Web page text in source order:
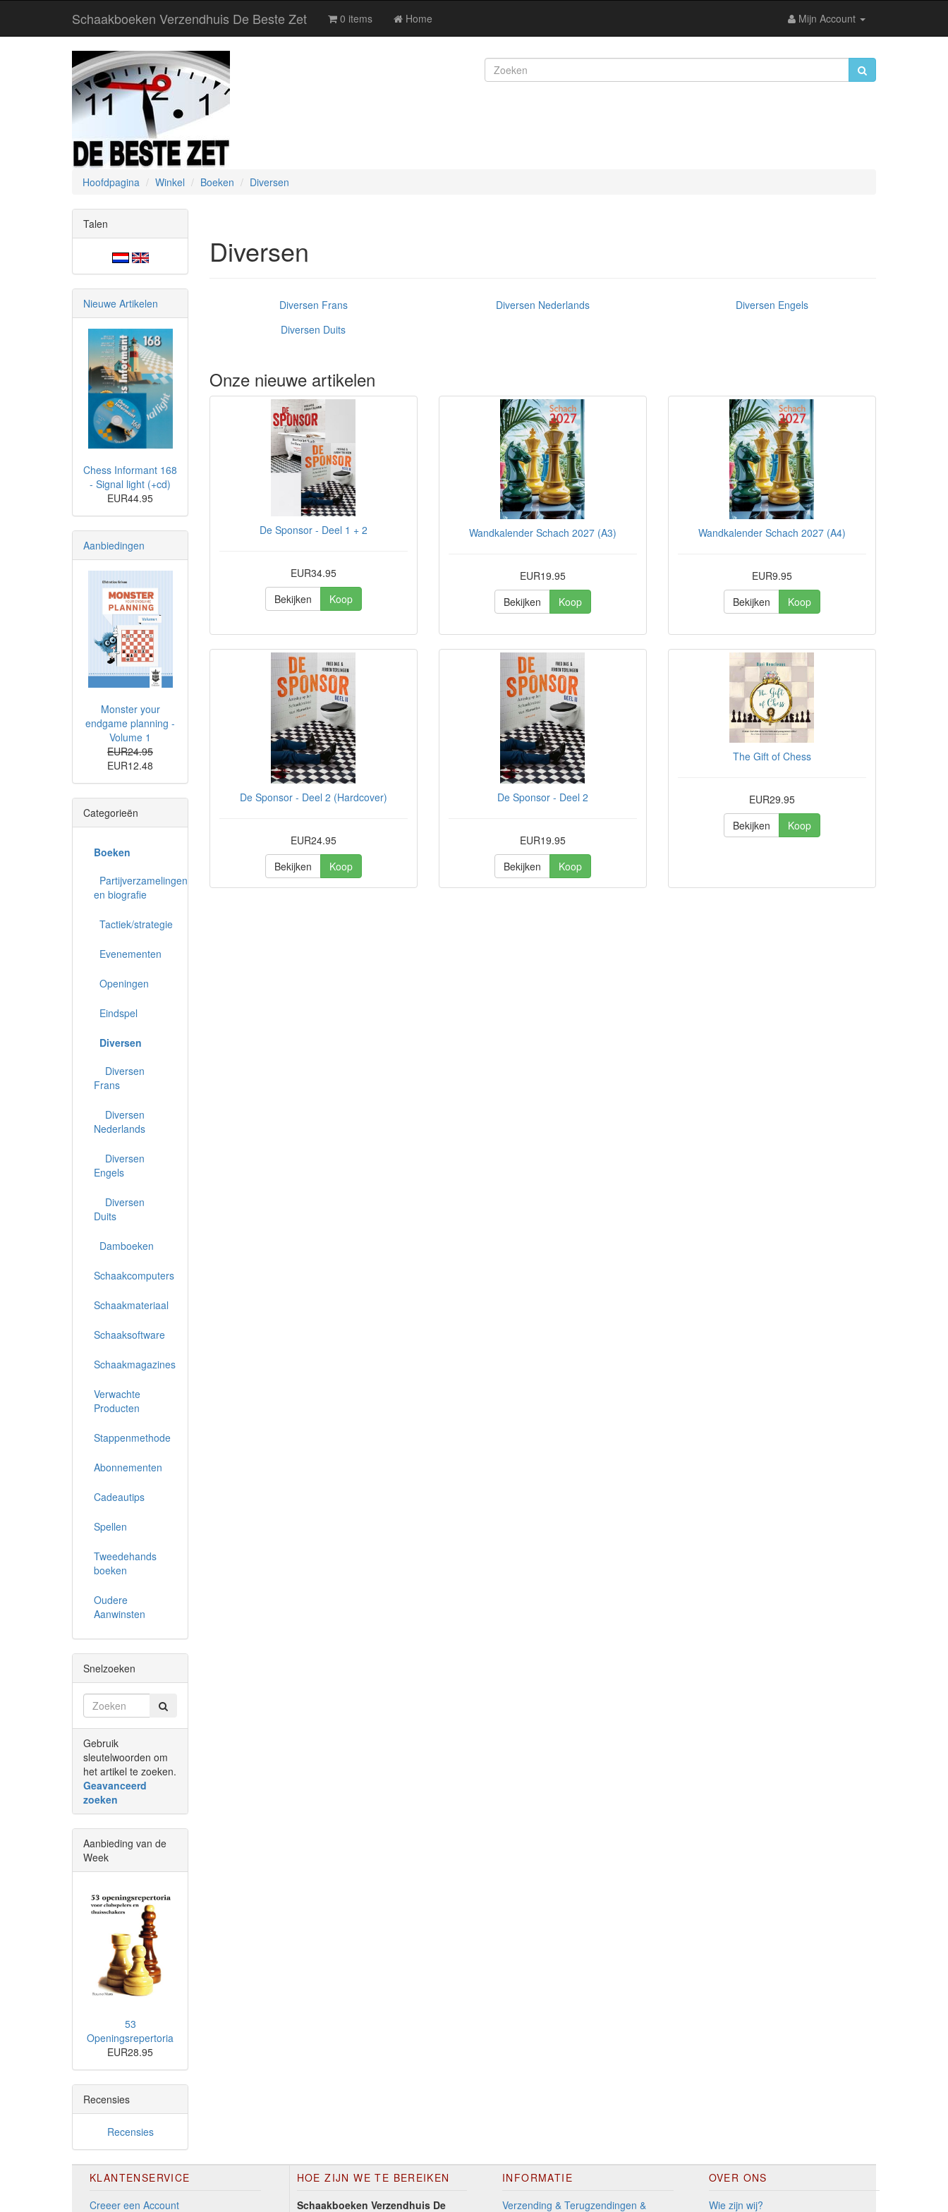
Schaakboeken Verzendhuis De Beste Zet 0 items Home Mijn Account
Hoofdpagina Winkel Boeken Diversen
Diversen
Diversen Frans Diversen Nederlands
Diversen Engels
Diversen Duits
Onze nieuwe artikelen
De Sponsor - Deel 1 + 2
EUR34.95
Bekijken
Koop
Wandkalender Schach 2027 (A3)
EUR19.95
Bekijken
Koop
Wandkalender Schach 2027 (A4)
EUR9.95
Bekijken
Koop
De Sponsor - Deel 2 (Hardcover)
EUR24.95
Bekijken
Koop
De Sponsor - Deel 2
EUR19.95
Bekijken
Koop
The Gift of Chess
EUR29.95
Bekijken
Koop
Talen
Nieuwe Artikelen
Chess Informant 168
- Signal light (+cd)
EUR44.95
Aanbiedingen
Monster your
endgame planning -
Volume 1
EUR24.95
EUR12.48
Categorieën
Boeken
Partijverzamelingen
en biografie
Tactiek/strategie
Evenementen
Openingen
Eindspel
Diversen
Diversen
Frans
Diversen
Nederlands
Diversen
Engels
Diversen
Duits
Damboeken
Schaakcomputers
Schaakmateriaal
Schaaksoftware
Schaakmagazines
Verwachte
Producten
Stappenmethode
Abonnementen
Cadeautips
Spellen
Tweedehands
boeken
Oudere
Aanwinsten
Snelzoeken
Gebruik
sleutelwoorden om
het artikel te zoeken.
Geavanceerd
zoeken
Aanbieding van de
Week
53
Openingsrepertoria
EUR28.95
Recensies
Recensies
KLANTENSERVICE
Creeer een Account
HOE ZIJN WE TE BEREIKEN
Schaakboeken Verzendhuis De
INFORMATIE
Verzending & Terugzendingen &
OVER ONS
Wie zijn wij?